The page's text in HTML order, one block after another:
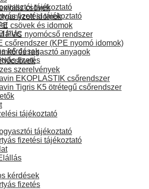
tájékoztató
fizetési tájékoztató
kérdések
fizetés
csövek
idomok
csövek és idomok
PVC nyomócső rendszer
csőrendszer (KPE nyomó idomok)
és ragasztó anyagok
szerelvények
EKOPLASTIK csőrendszer
Tigris K5 ötrétegű csőrendszer
tájékoztató
tájékoztató
fizetési tájékoztató
kérdések
fizetés